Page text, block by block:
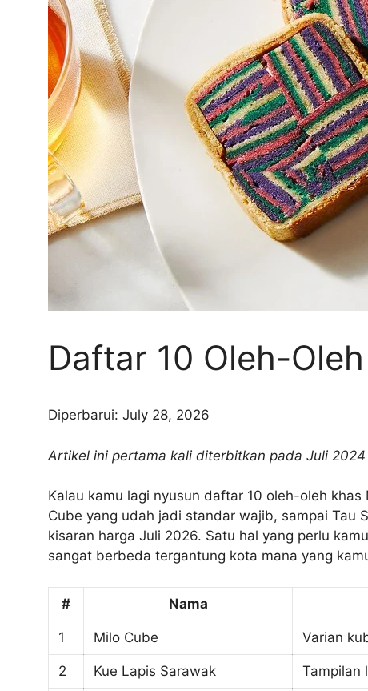
Daftar 10 Oleh-
Diperbarui: July 28, 2026
Artikel ini pertama kali diterbitkan pada Juli
Kalau kamu lagi nyusun daftar 10 oleh-oleh
Cube yang udah jadi standar wajib, sampai Tau
kisaran harga Juli 2026. Satu hal yang perlu
sangat berbeda tergantung kota mana yang
# Nama
1 Milo Cube Varian
2 Kue Lapis Sarawak Tampilan